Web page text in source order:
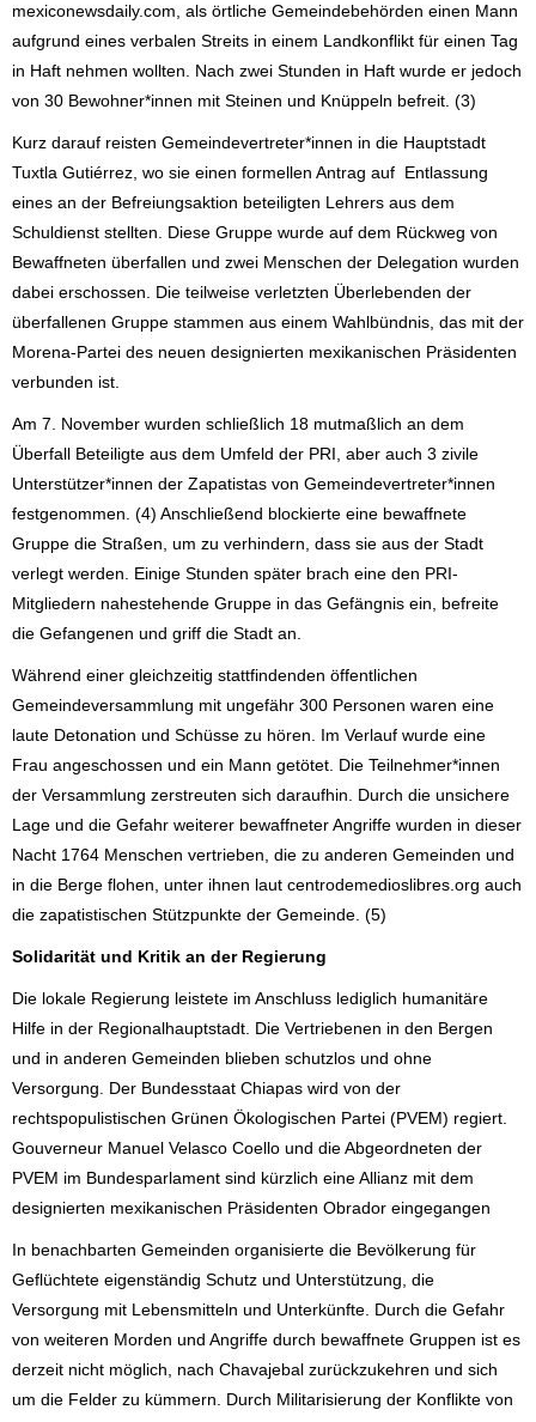
mexiconewsdaily.com, als örtliche Gemeindebehörden einen Mann
aufgrund eines verbalen Streits in einem Landkonflikt für einen Tag
in Haft nehmen wollten. Nach zwei Stunden in Haft wurde er jedoch
von 30 Bewohner*innen mit Steinen und Knüppeln befreit. (3)
Kurz darauf reisten Gemeindevertreter*innen in die Hauptstadt
Tuxtla Gutiérrez, wo sie einen formellen Antrag auf Entlassung
eines an der Befreiungsaktion beteiligten Lehrers aus dem
Schuldienst stellten. Diese Gruppe wurde auf dem Rückweg von
Bewaffneten überfallen und zwei Menschen der Delegation wurden
dabei erschossen. Die teilweise verletzten Überlebenden der
überfallenen Gruppe stammen aus einem Wahlbündnis, das mit der
Morena-Partei des neuen designierten mexikanischen Präsidenten
verbunden ist.
Am 7. November wurden schließlich 18 mutmaßlich an dem
Überfall Beteiligte aus dem Umfeld der PRI, aber auch 3 zivile
Unterstützer*innen der Zapatistas von Gemeindevertreter*innen
festgenommen. (4) Anschließend blockierte eine bewaffnete
Gruppe die Straßen, um zu verhindern, dass sie aus der Stadt
verlegt werden. Einige Stunden später brach eine den PRI-
Mitgliedern nahestehende Gruppe in das Gefängnis ein, befreite
die Gefangenen und griff die Stadt an.
Während einer gleichzeitig stattfindenden öffentlichen
Gemeindeversammlung mit ungefähr 300 Personen waren eine
laute Detonation und Schüsse zu hören. Im Verlauf wurde eine
Frau angeschossen und ein Mann getötet. Die Teilnehmer*innen
der Versammlung zerstreuten sich daraufhin. Durch die unsichere
Lage und die Gefahr weiterer bewaffneter Angriffe wurden in dieser
Nacht 1764 Menschen vertrieben, die zu anderen Gemeinden und
in die Berge flohen, unter ihnen laut centrodemedioslibres.org auch
die zapatistischen Stützpunkte der Gemeinde. (5)
Solidarität und Kritik an der Regierung
Die lokale Regierung leistete im Anschluss lediglich humanitäre
Hilfe in der Regionalhauptstadt. Die Vertriebenen in den Bergen
und in anderen Gemeinden blieben schutzlos und ohne
Versorgung. Der Bundesstaat Chiapas wird von der
rechtspopulistischen Grünen Ökologischen Partei (PVEM) regiert.
Gouverneur Manuel Velasco Coello und die Abgeordneten der
PVEM im Bundesparlament sind kürzlich eine Allianz mit dem
designierten mexikanischen Präsidenten Obrador eingegangen
In benachbarten Gemeinden organisierte die Bevölkerung für
Geflüchtete eigenständig Schutz und Unterstützung, die
Versorgung mit Lebensmitteln und Unterkünfte. Durch die Gefahr
von weiteren Morden und Angriffe durch bewaffnete Gruppen ist es
derzeit nicht möglich, nach Chavajebal zurückzukehren und sich
um die Felder zu kümmern. Durch Militarisierung der Konflikte von